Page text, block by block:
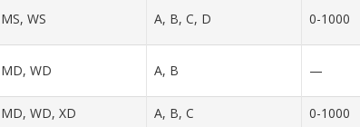
MS, WS A, B, C, D 0-1000
MD, WD A, B —
MD, WD, XD A, B, C 0-1000